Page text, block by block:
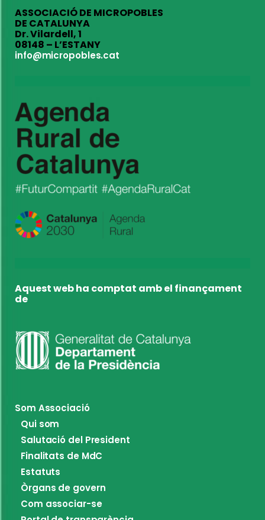
ASSOCIACIÓ DE MICROPOBLES
DE CATALUNYA
Dr. Vilardell, 1
08148 – L’ESTANY
info@micropobles.cat
Aquest web ha comptat amb el finançament
de
Som Associació
Qui som
Salutació del President
Finalitats de MdC
Estatuts
Òrgans de govern
Com associar-se